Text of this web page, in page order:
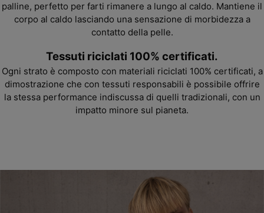
palline, perfetto per farti rimanere a lungo al caldo. Mantiene il
corpo al caldo lasciando una sensazione di morbidezza a
contatto della pelle.
Tessuti riciclati 100% certificati.
Ogni strato è composto con materiali riciclati 100% certificati, a
dimostrazione che con tessuti responsabili è possibile offrire
la stessa performance indiscussa di quelli tradizionali, con un
impatto minore sul pianeta.